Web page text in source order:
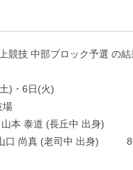
競技 中部ブロック予選 の結
)・6日(火)
場
本 泰道 (長丘中 出身)
尚真 (老司中 出身) 8